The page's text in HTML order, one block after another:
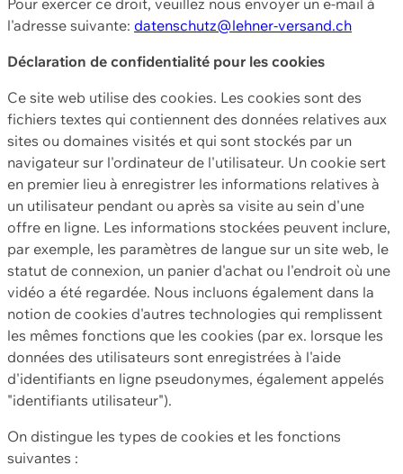
l'adresse suivante: datenschutz@lehner-versand.ch
Déclaration de confidentialité pour les cookies
Ce site web utilise des cookies. Les cookies sont des
fichiers textes qui contiennent des données relatives aux
sites ou domaines visités et qui sont stockés par un
navigateur sur l'ordinateur de l'utilisateur. Un cookie sert
en premier lieu à enregistrer les informations relatives à
un utilisateur pendant ou après sa visite au sein d'une
offre en ligne. Les informations stockées peuvent inclure,
par exemple, les paramètres de langue sur un site web, le
statut de connexion, un panier d'achat ou l'endroit où une
vidéo a été regardée. Nous incluons également dans la
notion de cookies d'autres technologies qui remplissent
les mêmes fonctions que les cookies (par ex. lorsque les
données des utilisateurs sont enregistrées à l'aide
d'identifiants en ligne pseudonymes, également appelés
"identifiants utilisateur").
On distingue les types de cookies et les fonctions
suivantes :